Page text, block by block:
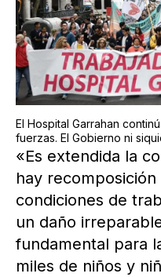
El Hospital Garrahan
fuerzas. El Gobierno ni
«Es extendida la
hay
condiciones de
un daño
fundamental para
miles de niños y